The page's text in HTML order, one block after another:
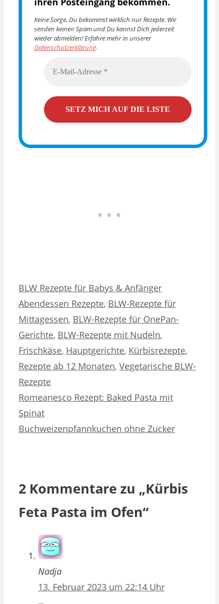
Keine Sorge, Du bekommst wirklich nur Rezepte. Wir
senden keinen Spam und Du kannst Dich jederzeit
wieder abmelden! Erfahre mehr in unserer
Datenschutzerklärung.
Kategorien
BLW Rezepte für Babys & AnfängerSchlagwörter
Abendessen Rezepte, BLW-Rezepte für
Mittagessen, BLW-Rezepte für OnePan-
Gerichte, BLW-Rezepte mit Nudeln,
Frischkäse, Hauptgerichte, Kürbisrezepte,
Rezepte ab 12 Monaten, Vegetarische BLW-
Rezepte
Romeanesco Rezept: Baked Pasta mit
Spinat
Buchweizenpfannkuchen ohne Zucker
2 Kommentare zu „Kürbis
Feta Pasta im Ofen“
Nadja
13. Februar 2023 um 22:14 Uhr